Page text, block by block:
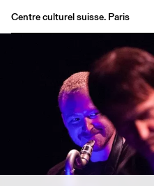
Centre culturel suisse. Paris
Médiathèque
Informations